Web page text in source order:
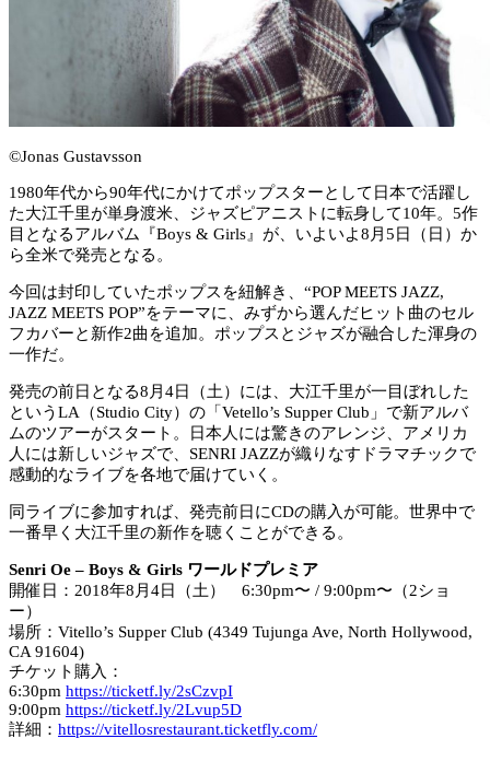
©Jonas Gustavsson
1980年代から90年代にかけてポップスターとして日本で活躍し
た大江千里が単身渡米、ジャズピアニストに転身して10年。5作
目となるアルバム『Boys & Girls』が、いよいよ8月5日（日）か
ら全米で発売となる。
今回は封印していたポップスを紐解き、“POP MEETS JAZZ,
JAZZ MEETS POP”をテーマに、みずから選んだヒット曲のセル
フカバーと新作2曲を追加。ポップスとジャズが融合した渾身の
一作だ。
発売の前日となる8月4日（土）には、大江千里が一目ぼれした
というLA（Studio City）の「Vetello’s Supper Club」で新アルバ
ムのツアーがスタート。日本人には驚きのアレンジ、アメリカ
人には新しいジャズで、SENRI JAZZが織りなすドラマチックで
感動的なライブを各地で届けていく。
同ライブに参加すれば、発売前日にCDの購入が可能。世界中で
一番早く大江千里の新作を聴くことができる。
Senri Oe – Boys & Girls ワールドプレミア
開催日：2018年8月4日（土） 6:30pm〜 / 9:00pm〜（2ショ
ー）
場所：Vitello’s Supper Club (4349 Tujunga Ave, North Hollywood,
CA 91604)
チケット購入：
6:30pm https://ticketf.ly/2sCzvpI
9:00pm https://ticketf.ly/2Lvup5D
詳細： https://vitellosrestaurant.ticketfly.com/